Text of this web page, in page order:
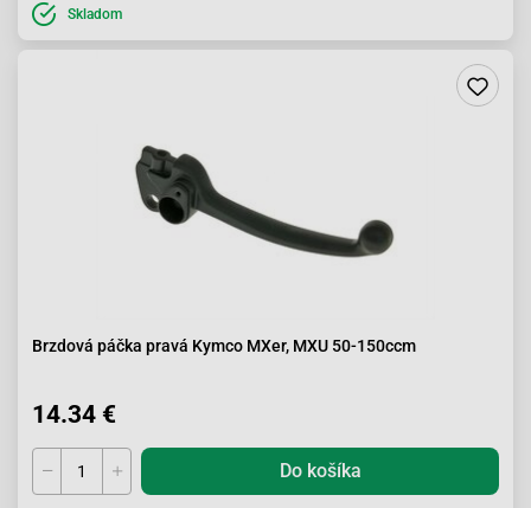
Skladom
Brzdová páčka pravá Kymco MXer, MXU 50-150ccm
14.34 €
Do košíka